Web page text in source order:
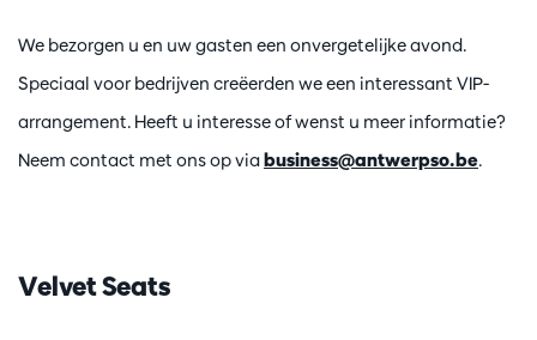
We bezorgen u en uw gasten een onvergetelijke avond.
Speciaal voor bedrijven creëerden we een interessant VIP-
arrangement. Heeft u interesse of wenst u meer informatie?
Neem contact met ons op viabusiness@antwerpso.be.
Velvet Seats